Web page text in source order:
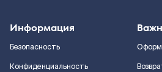
Информация
Безопасность
Конфиденциальность